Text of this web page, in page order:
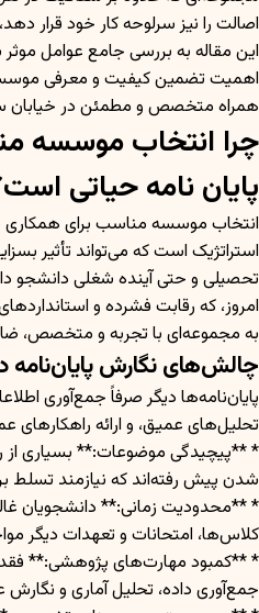
اصالت را نیز سرلوحه کار خود قرار
این مقاله به بررسی جامع عوامل موثر
اهمیت تضمین کیفیت و معرفی
همراه متخصص و مطمئن در خیابان
چرا انتخاب موسسه
پایان نامه حیاتی
انتخاب موسسه مناسب برای همکاری
استراتژیک است که می‌تواند تأثیر
تحصیلی و حتی آینده شغلی دانشجو
امروز، که رقابت فشرده و
به مجموعه‌ای با تجربه و متخصص،
چالش‌های نگارش
پایان‌نامه‌ها دیگر صرفاً جمع‌آوری
تحلیل‌های عمیق، و ارائه
* **پیچیدگی موضوعات:** بسیاری
شدن پیش رفته‌اند که نیازمند تسلط
* **محدودیت زمانی:** دانشجویان
کلاس‌ها، امتحانات و تعهدات دیگر
* **کمبود مهارت‌های پژوهشی:**
جمع‌آوری داده، تحلیل آماری و نگارش